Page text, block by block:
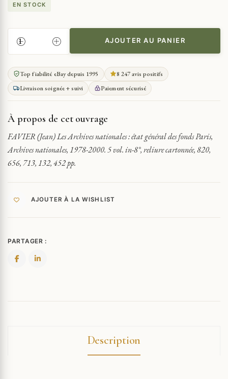
EN STOCK
QUANTITÉ
DE
ARCHIVES
NATIONALES
ÉTAT
DES
FONDS
AJOUTER AU PANIER
Top fiabilité eBay depuis 1995
8 247 avis positifs
Livraison soignée + suivi
Paiement sécurisé
À propos de cet ouvrage
FAVIER (Jean) Les Archives nationales : état général des fonds Paris,
Archives nationales, 1978-2000. 5 vol. in-8°, reliure cartonnée, 820,
656, 713, 132, 452 pp.
AJOUTER À LA WISHLIST
PARTAGER :
Description